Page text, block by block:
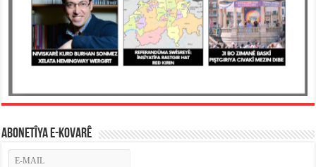
ABONETÎYA E-KOVARÊ